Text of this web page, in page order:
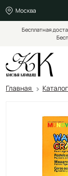
Москва
Бесплатная
Главная Каталог